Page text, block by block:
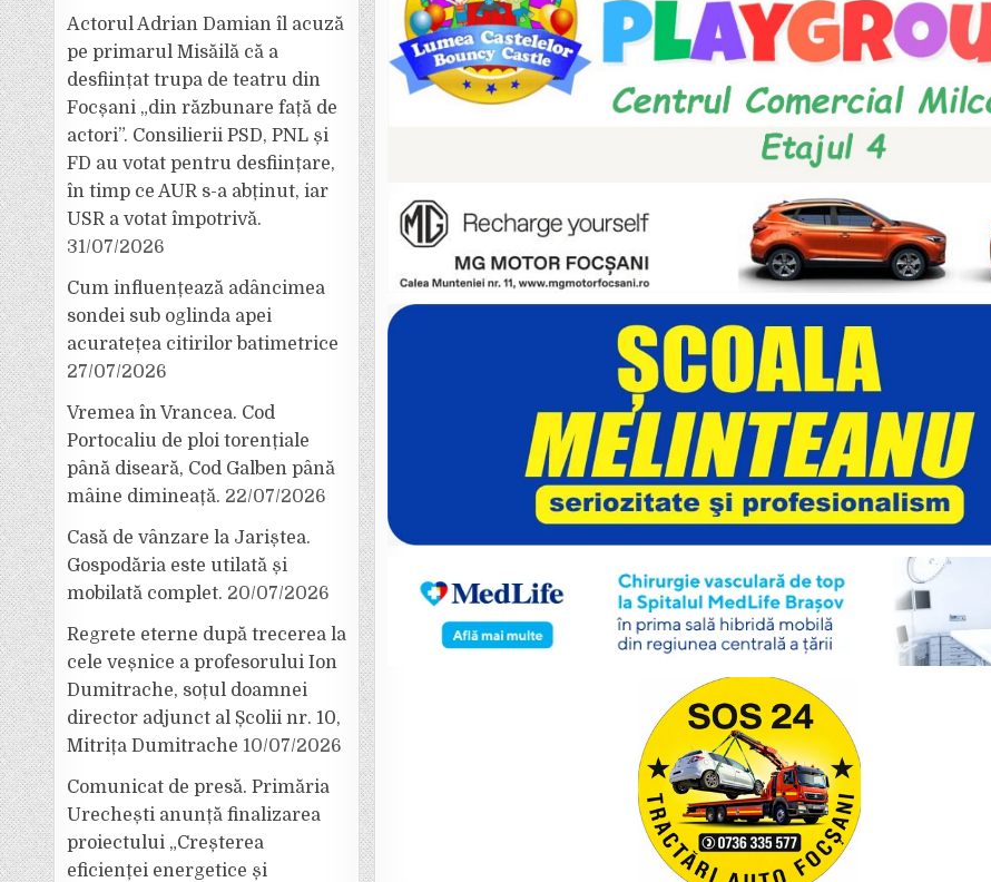
Actorul Adrian Damian îl acuză
pe primarul Misăilă că a
desființat trupa de teatru din
Focșani „din răzbunare față de
actori”. Consilierii PSD, PNL și
FD au votat pentru desființare,
în timp ce AUR s-a abținut, iar
USR a votat împotrivă.
31/07/2026
Cum influențează adâncimea
sondei sub oglinda apei
acuratețea citirilor batimetrice
27/07/2026
Vremea în Vrancea. Cod
Portocaliu de ploi torențiale
până diseară, Cod Galben până
mâine dimineață. 22/07/2026
Casă de vânzare la Jariștea.
Gospodăria este utilată și
mobilată complet. 20/07/2026
Regrete eterne după trecerea la
cele veșnice a profesorului Ion
Dumitrache, soțul doamnei
director adjunct al Școlii nr. 10,
Mitrița Dumitrache 10/07/2026
Comunicat de presă. Primăria
Urechești anunță finalizarea
proiectului „Creșterea
eficienței energetice și